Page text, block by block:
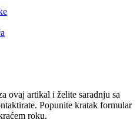
ovaj artikal i želite saradnju sa
Popunite kratak formular
roku.